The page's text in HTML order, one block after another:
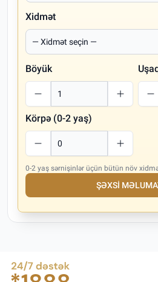
Xidmət
Böyük
Körpə (0-2 yaş)
0-2 yaş sərnişinlər üçün bütün növ
ŞƏXSI